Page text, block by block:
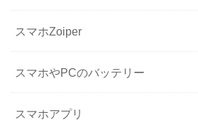
スマホZoiper
スマホやPCのバッテリー
スマホアプリ